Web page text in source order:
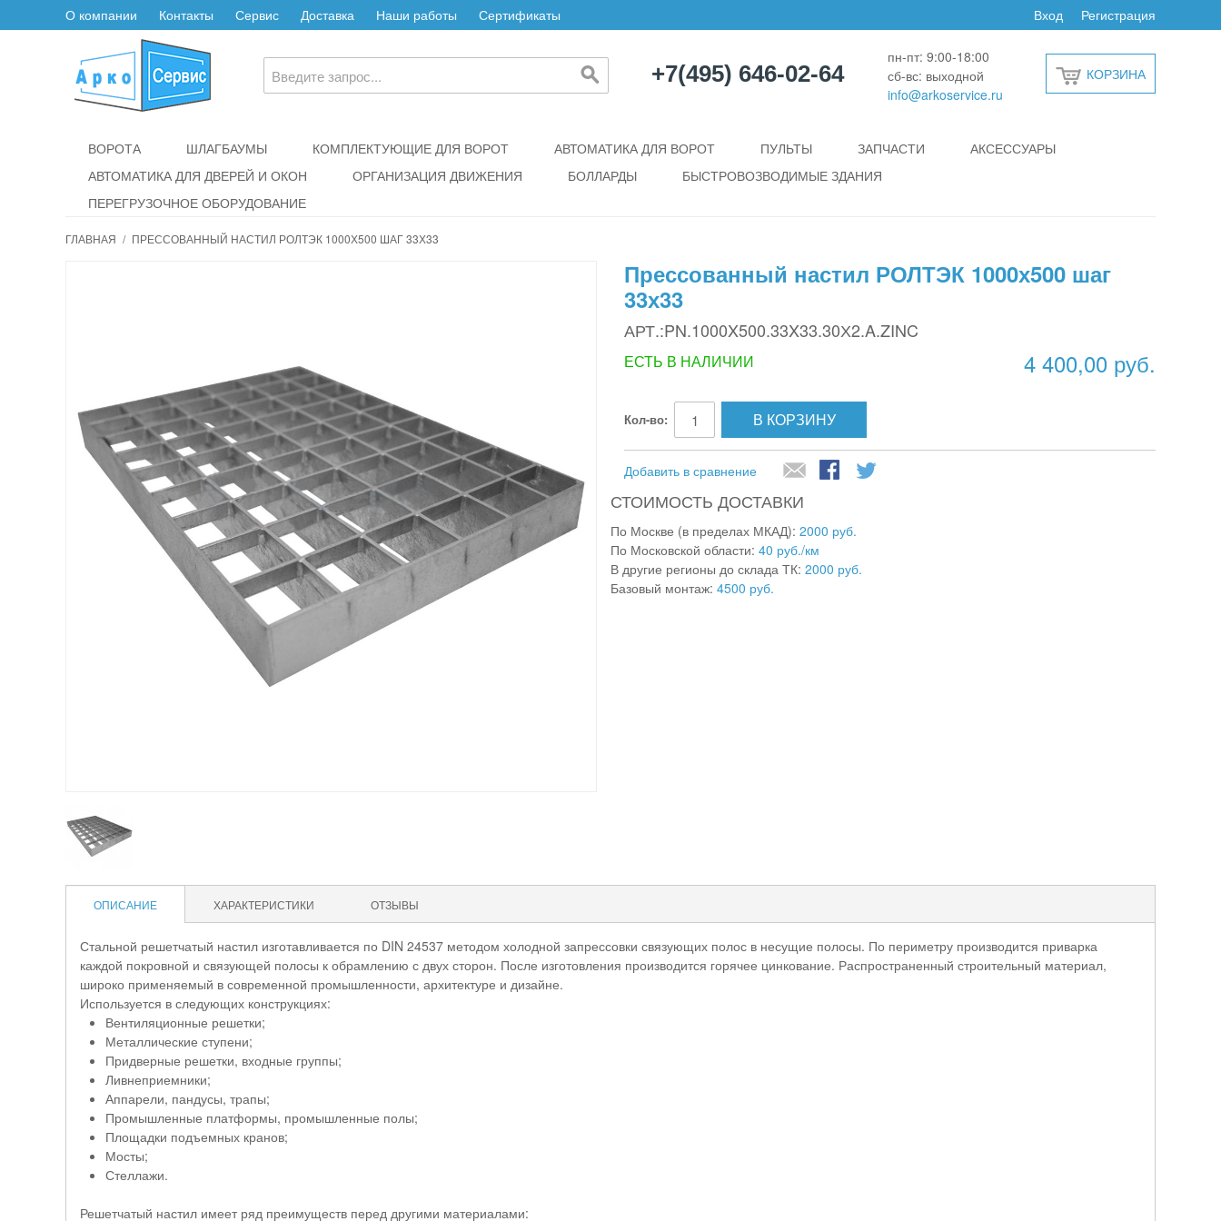
О компании Контакты Сервис Доставка Наши работы Сертификаты Регистрация
Вход
+7(495) 646-02-64
пн-пт: 9:00-18:00
сб-вс: выходной
info@arkoservice.ru
КОРЗИНА
ВОРОТА ШЛАГБАУМЫ КОМПЛЕКТУЮЩИЕ ДЛЯ ВОРОТ АВТОМАТИКА ДЛЯ ВОРОТ ПУЛЬТЫ ЗАПЧАСТИ
АКСЕССУАРЫ
АВТОМАТИКА ДЛЯ ДВЕРЕЙ И ОКОН
ОРГАНИЗАЦИЯ ДВИЖЕНИЯ БОЛЛАРДЫ
БЫСТРОВОЗВОДИМЫЕ ЗДАНИЯ
ПЕРЕГРУЗОЧНОЕ ОБОРУДОВАНИЕ
ГЛАВНАЯ / ПРЕССОВАННЫЙ НАСТИЛ РОЛТЭК 1000Х500 ШАГ 33Х33
Прессованный настил РОЛТЭК 1000х500 шаг
33х33
АРТ.:PN.1000X500.33X33.30Х2.A.ZINC
4 400,00 руб.
ЕСТЬ В НАЛИЧИИ
Кол-во: В КОРЗИНУ
Добавить в сравнение
СТОИМОСТЬ ДОСТАВКИ
По Москве (в пределах МКАД): 2000 руб.
По Московской области: 40 руб./км
В другие регионы до склада ТК: 2000 руб.
Базовый монтаж: 4500 руб.
ОПИСАНИЕ ХАРАКТЕРИСТИКИ ОТЗЫВЫ
Стальной решетчатый настил изготавливается по DIN 24537 методом холодной запрессовки связующих полос в несущие полосы. По периметру производится приварка
каждой покровной и связующей полосы к обрамлению с двух сторон. После изготовления производится горячее цинкование. Распространенный строительный материал,
широко применяемый в современной промышленности, архитектуре и дизайне.
Используется в следующих конструкциях:
Вентиляционные решетки;
Металлические ступени;
Придверные решетки, входные группы;
Ливнеприемники;
Аппарели, пандусы, трапы;
Промышленные платформы, промышленные полы;
Площадки подъемных кранов;
Мосты;
Стеллажи.
Решетчатый настил имеет ряд преимуществ перед другими материалами: